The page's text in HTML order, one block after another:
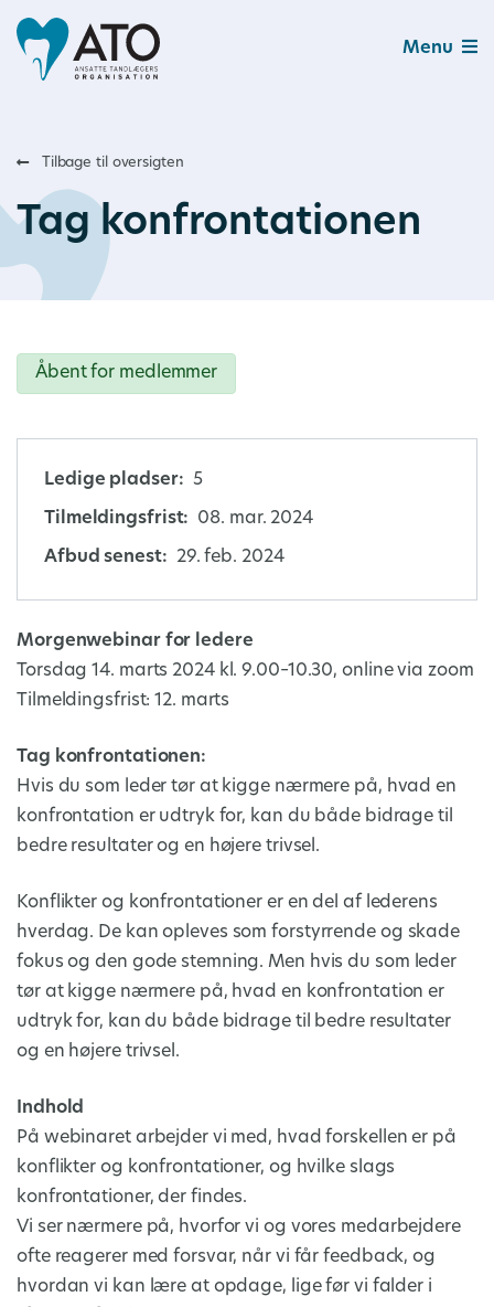
Menu
Tilbage til oversigten
Tag konfrontationen
Åbent for medlemmer
Ledige pladser: 5
Tilmeldingsfrist: 08. mar. 2024
Afbud senest: 29. feb. 2024
Morgenwebinar for ledere
Torsdag 14. marts 2024 kl. 9.00–10.30, online via zoom
Tilmeldingsfrist: 12. marts
Tag konfrontationen:
Hvis du som leder tør at kigge nærmere på, hvad en
konfrontation er udtryk for, kan du både bidrage til
bedre resultater og en højere trivsel.
Konflikter og konfrontationer er en del af lederens
hverdag. De kan opleves som forstyrrende og skade
fokus og den gode stemning. Men hvis du som leder
tør at kigge nærmere på, hvad en konfrontation er
udtryk for, kan du både bidrage til bedre resultater
og en højere trivsel.
Indhold
På webinaret arbejder vi med, hvad forskellen er på
konflikter og konfrontationer, og hvilke slags
konfrontationer, der findes.
Vi ser nærmere på, hvorfor vi og vores medarbejdere
ofte reagerer med forsvar, når vi får feedback, og
hvordan vi kan lære at opdage, lige før vi falder i